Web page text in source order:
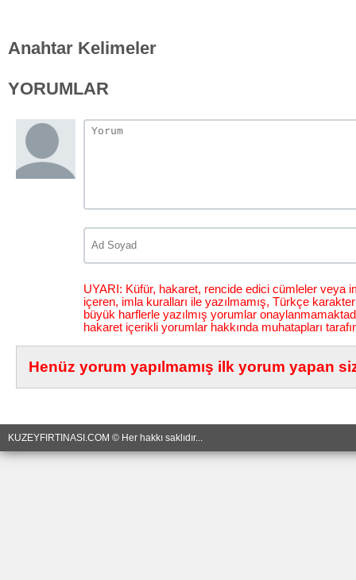
Anahtar Kelimeler
YORUMLAR
UYARI: Küfür, hakaret, rencide edici cümleler veya
içeren, imla kuralları ile yazılmamış, Türkçe
büyük harflerle yazılmış yorumlar
hakaret içerikli yorumlar hakkında muhatapları
Henüz yorum yapılmamış ilk yorum yapan
KUZEYFIRTINASI.COM © Her hakkı saklıdır...